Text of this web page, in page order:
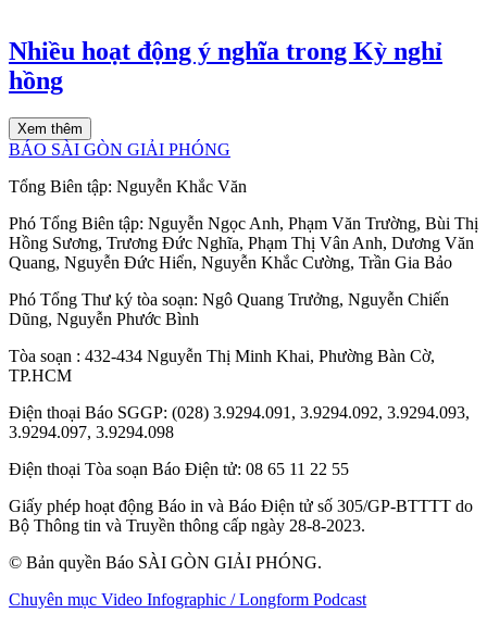
Nhiều hoạt động ý nghĩa trong Kỳ nghỉ
hồng
Xem thêm
BÁO SÀI GÒN GIẢI PHÓNG
Tổng Biên tập: Nguyễn Khắc Văn
Phó Tổng Biên tập: Nguyễn Ngọc Anh, Phạm Văn Trường, Bùi Thị
Hồng Sương, Trương Đức Nghĩa, Phạm Thị Vân Anh, Dương Văn
Quang, Nguyễn Đức Hiển, Nguyễn Khắc Cường, Trần Gia Bảo
Phó Tổng Thư ký tòa soạn: Ngô Quang Trưởng, Nguyễn Chiến
Dũng, Nguyễn Phước Bình
Tòa soạn : 432-434 Nguyễn Thị Minh Khai, Phường Bàn Cờ,
TP.HCM
Điện thoại Báo SGGP: (028) 3.9294.091, 3.9294.092, 3.9294.093,
3.9294.097, 3.9294.098
Điện thoại Tòa soạn Báo Điện tử: 08 65 11 22 55
Giấy phép hoạt động Báo in và Báo Điện tử số 305/GP-BTTTT do
Bộ Thông tin và Truyền thông cấp ngày 28-8-2023.
© Bản quyền Báo SÀI GÒN GIẢI PHÓNG.
Chuyên mục Video Infographic / Longform Podcast